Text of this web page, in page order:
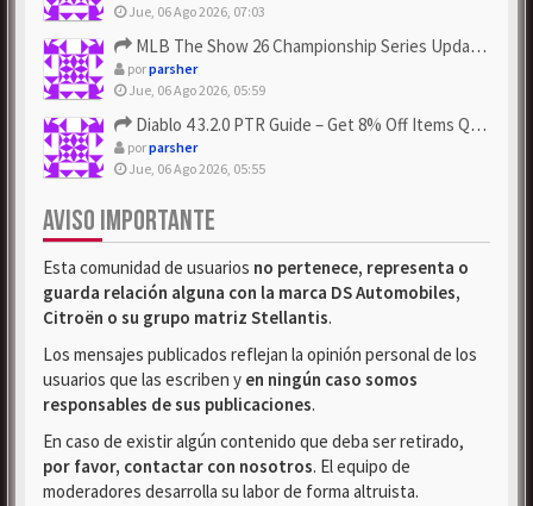
Jue, 06 Ago 2026, 07:03
MLB The Show 26 Championship Series Update! Get Cheap & ...
porparsher
Jue, 06 Ago 2026, 05:59
Diablo 4 3.2.0 PTR Guide – Get 8% Off Items Quickly to Test ...
porparsher
Jue, 06 Ago 2026, 05:55
AVISO IMPORTANTE
Esta comunidad de usuarios no pertenece, representa o
guarda relación alguna con la marca DS Automobiles,
Citroën o su grupo matriz Stellantis.
Los mensajes publicados reflejan la opinión personal de los
usuarios que las escriben y en ningún caso somos
responsables de sus publicaciones.
En caso de existir algún contenido que deba ser retirado,
por favor, contactar con nosotros. El equipo de
moderadores desarrolla su labor de forma altruista.